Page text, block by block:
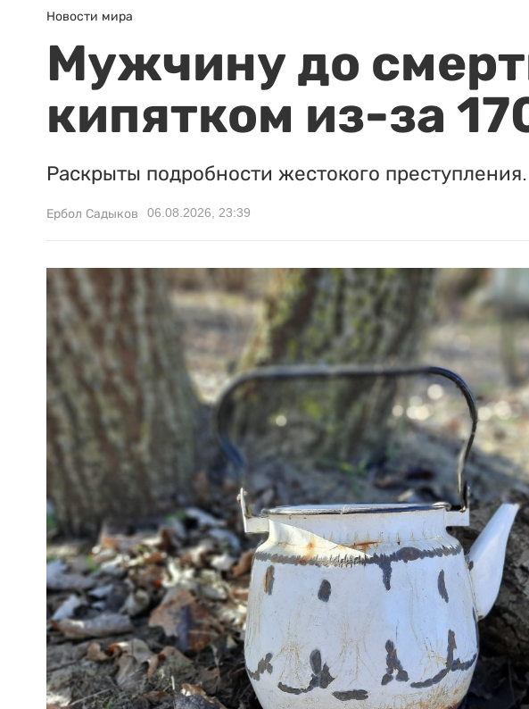
Новости мира
Мужчину до
кипятком из-за
Раскрыты подробности жестокого преступления.
Ербол Садыков 06.08.2026, 23:39